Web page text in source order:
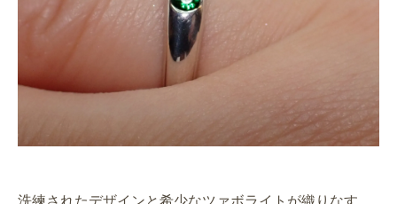
洗練されたデザインと希少なツァボライトが織りなす、